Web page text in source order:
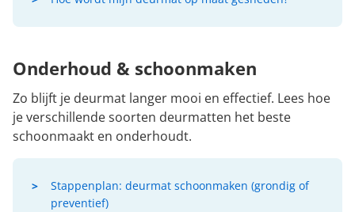
Onderhoud & schoonmaken
Zo blijft je deurmat langer mooi en effectief. Lees hoe
je verschillende soorten deurmatten het beste
schoonmaakt en onderhoudt.
Stappenplan: deurmat schoonmaken (grondig of
preventief)